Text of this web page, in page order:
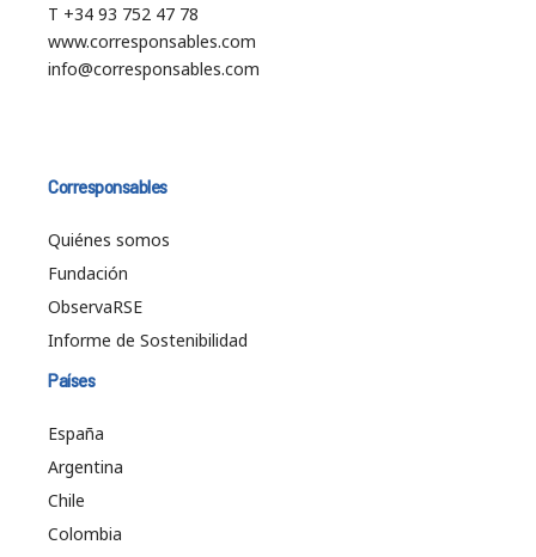
T +34 93 752 47 78
www.corresponsables.com
info@corresponsables.com
Corresponsables
Quiénes somos
Fundación
ObservaRSE
Informe de Sostenibilidad
Países
España
Argentina
Chile
Colombia